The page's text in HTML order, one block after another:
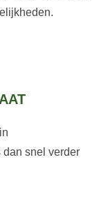
snel verder